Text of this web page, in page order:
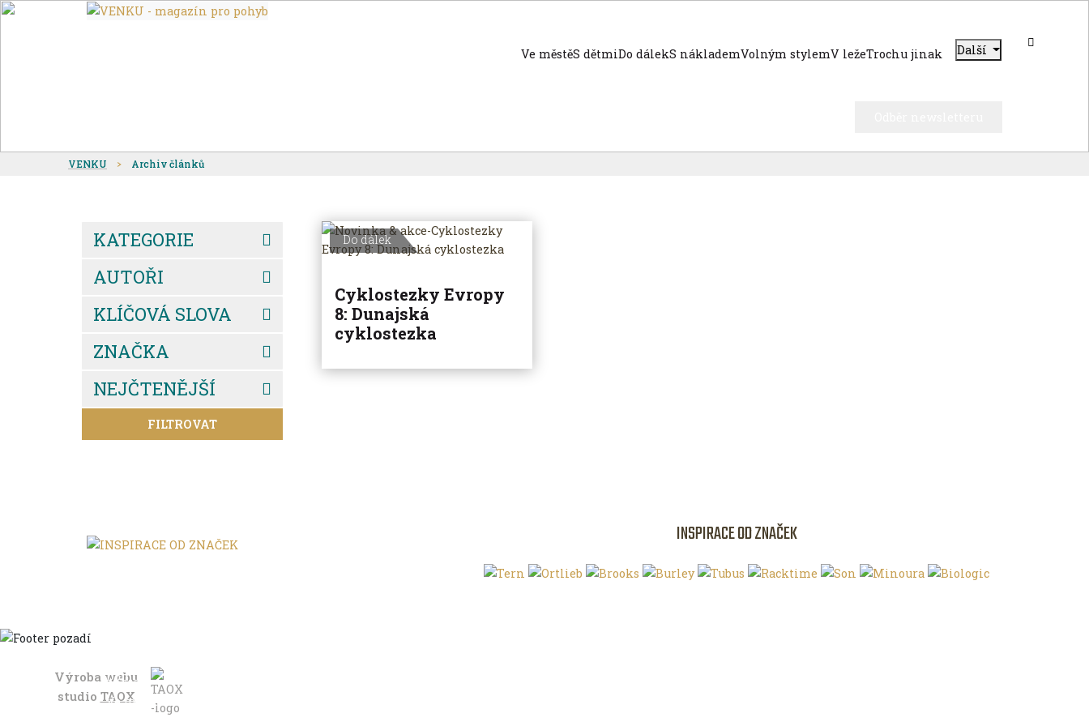
Ve městěS dětmiDo dálekS náklademVolným stylemV ležeTrochu jinak Další
VENKU Archiv článků
KATEGORIE
AUTOŘI
KLÍČOVÁ SLOVA
ZNAČKA
NEJČTENĚJŠÍ
FILTROVAT
Do dálek
Cyklostezky Evropy
8: Dunajská
cyklostezka
INSPIRACE OD ZNAČEK
Výroba webu
studio TAOX
Domů
Ve městě